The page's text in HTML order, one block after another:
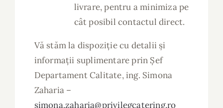
livrare, pentru a minimiza pe
cât posibil contactul direct.
Vă stăm la dispoziție cu detalii și
informații suplimentare prin Șef
Departament Calitate, ing. Simona
Zaharia –
simona.zaharia@privilegcatering.ro